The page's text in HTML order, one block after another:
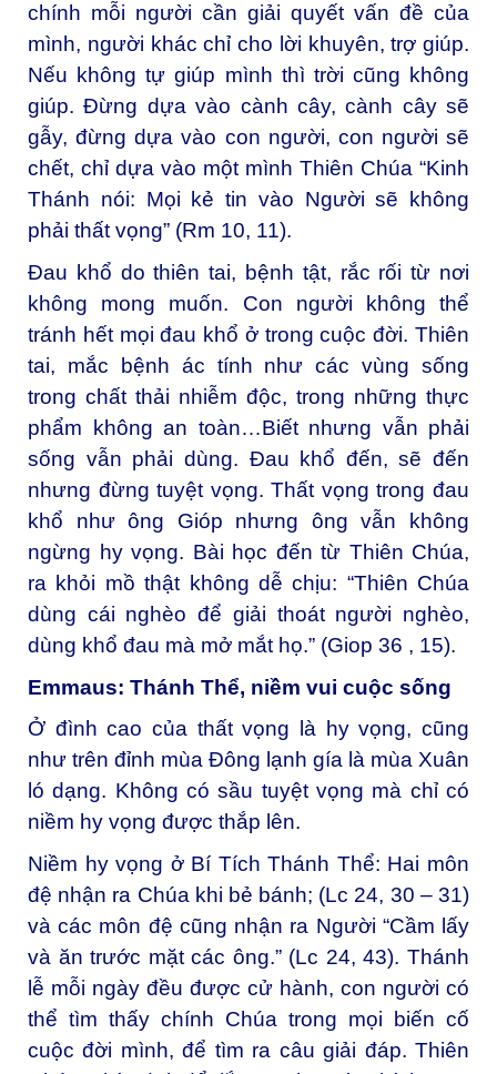
chính mỗi người cần giải quyết vấn đề của
mình, người khác chỉ cho lời khuyên, trợ giúp.
Nếu không tự giúp mình thì trời cũng không
giúp. Đừng dựa vào cành cây, cành cây sẽ
gẫy, đừng dựa vào con người, con người sẽ
chết, chỉ dựa vào một mình Thiên Chúa “Kinh
Thánh nói: Mọi kẻ tin vào Người sẽ không
phải thất vọng” (Rm 10, 11).
Đau khổ do thiên tai, bệnh tật, rắc rối từ nơi
không mong muốn. Con người không thể
tránh hết mọi đau khổ ở trong cuộc đời. Thiên
tai, mắc bệnh ác tính như các vùng sống
trong chất thải nhiễm độc, trong những thực
phẩm không an toàn…Biết nhưng vẫn phải
sống vẫn phải dùng. Đau khổ đến, sẽ đến
nhưng đừng tuyệt vọng. Thất vọng trong đau
khổ như ông Gióp nhưng ông vẫn không
ngừng hy vọng. Bài học đến từ Thiên Chúa,
ra khỏi mồ thật không dễ chịu: “Thiên Chúa
dùng cái nghèo để giải thoát người nghèo,
dùng khổ đau mà mở mắt họ.” (Giop 36 , 15).
Emmaus: Thánh Thể, niềm vui cuộc sống
Ở đình cao của thất vọng là hy vọng, cũng
như trên đỉnh mùa Đông lạnh gía là mùa Xuân
ló dạng. Không có sầu tuyệt vọng mà chỉ có
niềm hy vọng được thắp lên.
Niềm hy vọng ở Bí Tích Thánh Thể: Hai môn
đệ nhận ra Chúa khi bẻ bánh; (Lc 24, 30 – 31)
và các môn đệ cũng nhận ra Người “Cầm lấy
và ăn trước mặt các ông.” (Lc 24, 43). Thánh
lễ mỗi ngày đều được cử hành, con người có
thể tìm thấy chính Chúa trong mọi biến cố
cuộc đời mình, để tìm ra câu giải đáp. Thiên